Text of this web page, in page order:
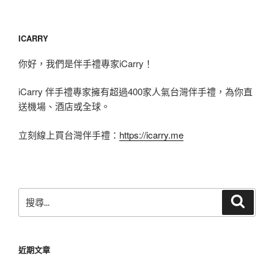
ICARRY
你好，我們是伴手禮專家iCarry！
iCarry 伴手禮專家擁有超過400家人氣台灣伴手禮，為你直
送機場、酒店或全球。
立刻線上買台灣伴手禮： https://icarry.me
尋
字:
近期文章